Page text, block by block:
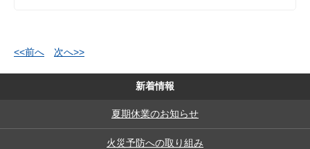
<<前へ 次へ>>
新着情報
夏期休業のお知らせ
火災予防への取り組み